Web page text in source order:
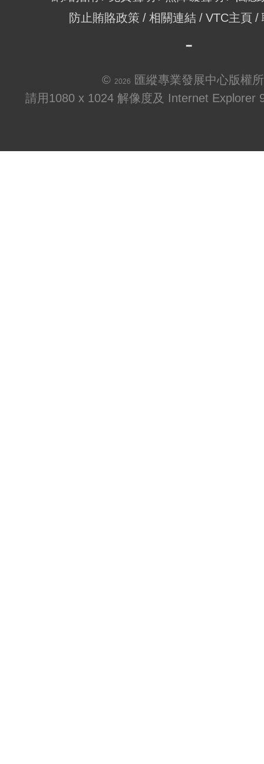
防止賄賂政策
相關連結 VTC主頁
© 2026
匯縱專業發展中心版權
請用1080 x 1024 解像度及 Internet Explorer